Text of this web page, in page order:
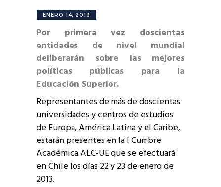
ENERO 14, 2013
Por primera vez doscientas
entidades de nivel mundial
deliberarán sobre las mejores
políticas públicas para la
Educación Superior.
Representantes de más de doscientas
universidades y centros de estudios
de Europa, América Latina y el Caribe,
estarán presentes en la I Cumbre
Académica ALC-UE que se efectuará
en Chile los días 22 y 23 de enero de
2013.